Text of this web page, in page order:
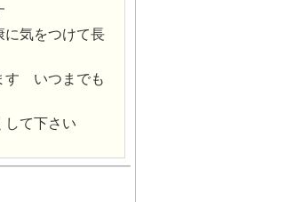
気をつけて長
す いつまでも
て下さい